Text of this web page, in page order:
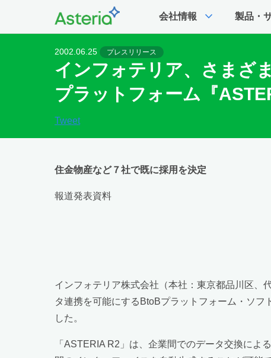
会社情報 expand_more 製品・
2002.06.25 プレスリリース
インフォテリア、さまざ
プラットフォーム『
Tweet
住金物産など７社で既に採用を決定
報道発表資料
インフォテリア株式会社（本社：東京都品川区、
タ連携を可能にするBtoBプラットフォーム・ソ
した。
「ASTERIA R2」は、企業間でのデータ交換に